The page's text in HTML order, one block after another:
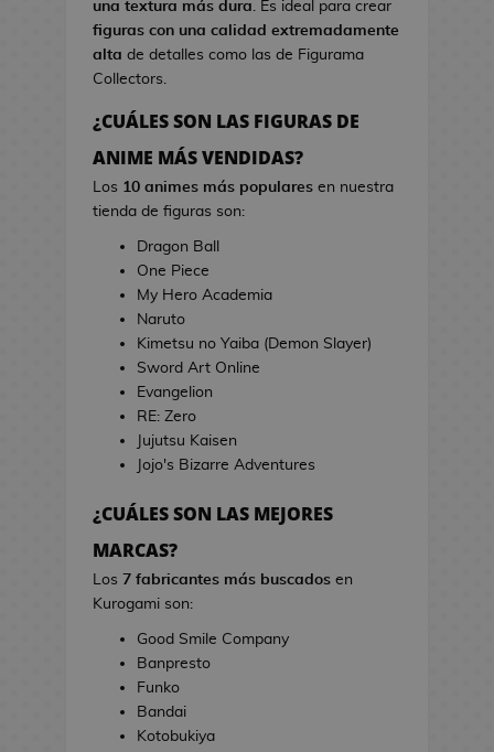
T
a
l
l
a
i
n
J
r
s
d
C
i
s
d
e
i
e
o
j
e
g
o
E
s
t
u
c
e
i
d
j
una textura más dura. Es ideal para crear
figuras con una calidad extremadamente
alta de detalles como las de Figurama
Collectors.
¿CUÁLES SON LAS FIGURAS DE
ANIME MÁS VENDIDAS?
Los 10 animes más populares en nuestra
tienda de figuras son:
Dragon Ball
One Piece
My Hero Academia
Naruto
Kimetsu no Yaiba (Demon Slayer)
Sword Art Online
Evangelion
RE: Zero
Jujutsu Kaisen
Jojo's Bizarre Adventures
¿CUÁLES SON LAS MEJORES
MARCAS?
Los 7 fabricantes más buscados en
Kurogami son:
Good Smile Company
Banpresto
Funko
Bandai
Kotobukiya